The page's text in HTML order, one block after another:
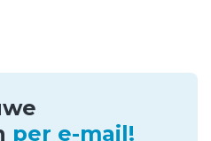
per e-mail!